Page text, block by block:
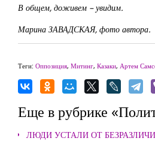
В общем, доживем – увидим.
Марина ЗАВАДСКАЯ, фото автора.
Теги: Оппозиция, Митинг, Казаки, Артем
Еще в рубрике
ЛЮДИ УСТАЛИ ОТ